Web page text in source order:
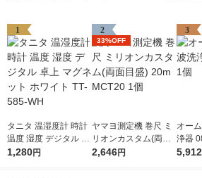
1
タニタ 温湿度計 時計
温度 湿度 デジタル 卓
上 マグネット ホワイ
1,280円
2
33%OFF
ヤマヨ測定機 巻尺 ミ
リオンカスタム(両面
目盛) 20m MCT20 1個
2,646円
3
オー
浄器
5,912